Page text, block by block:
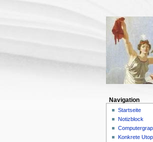
Navigation
Startseite
Notizblock
Konkrete